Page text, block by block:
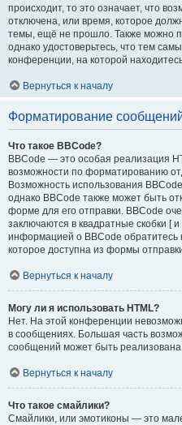
происходит, то это означает, что
отключена, или время, которое
темы, ещё не прошло. Также можно
однако удостоверьтесь, что тем
конференции, на которой
Вернуться к началу
Форматирование
Что такое BBCode?
BBCode — это особая реализация
возможности по форматированию
Возможность использования
однако BBCode также может быть
форме для его отправки. BBCode
заключаются в квадратные скобки [
информацией о BBCode обратитесь
которое доступна из формы
Вернуться к началу
Могу ли я использовать HTML?
Нет. На этой конференции
в сообщениях. Большая часть
сообщений может быть
Вернуться к началу
Что такое смайлики?
Смайлики, или эмотиконы — это